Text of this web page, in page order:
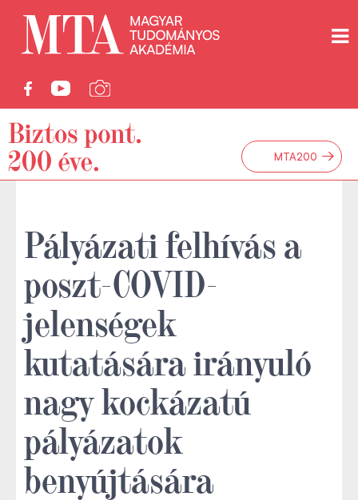
MTA200 →
Pályázati felhívás a
poszt-COVID-
jelenségek
kutatására irányuló
nagy kockázatú
pályázatok
benyújtására